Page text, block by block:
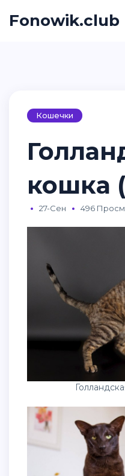
Fonowik.club
Кошечки
кошка
27-Сен 496